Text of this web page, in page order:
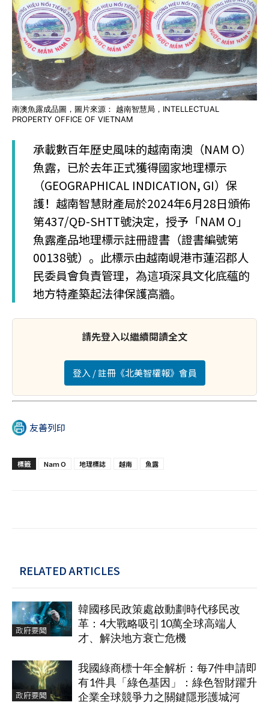
南澳魚露成品圖，圖片來源： 越南智慧局，INTELLECTUAL
PROPERTY OFFICE OF VIETNAM
承載數百年歷史風味的越南南澳（NAM O）
魚露，已於去年正式獲得國家地理標示
（GEOGRAPHICAL INDICATION, GI）保
護！越南智慧財產局於2024年6月28日頒佈
第437/QĐ-SHTT號決定，授予「NAM O」
魚露產品地理標示註冊證書（證書編號第
00138號）。此標示由越南峴港市蓮沼郡人
民委員會負責管理，為這項深具文化底蘊的
地方特產築起法律保護高牆。
請先登入以繼續閱讀全文
登入 / 註冊《北美智權報》會員
友善列印
標籤 Nam O 地理標誌 越南 魚露
RELATED ARTICLES
政府要聞
韓國移民政策處啟動劃時代移民改
革：4大戰略吸引10萬全球高端人
才、解決地方衰亡危機
政府要聞
我國綠商標十年全解析：每7件申請即
有1件具「綠色基因」：綠色智財躍升
企業全球競爭力之關鍵隱形護城河